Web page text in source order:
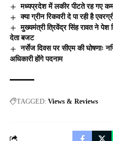
मध्यप्रदेश में लकीर पीटते रह गए
क्या ग्रीन रिकवरी दे पा रही है
मुख्यमंत्री त्रिवेंद्र सिंह रावत ने
देता बजट
नर्सेज दिवस पर सीएम की घोषणाः
अधिकारी होंगे पदनाम
TAGGED: Views & Reviews